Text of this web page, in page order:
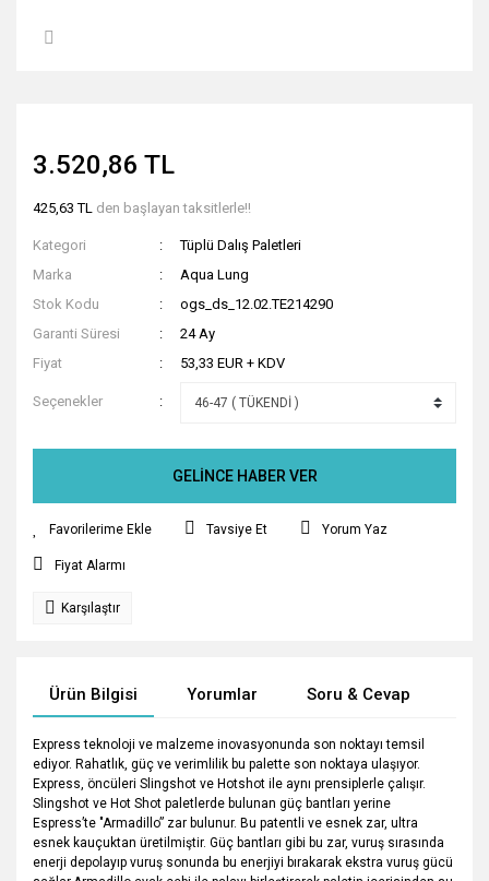
3.520,86 TL
425,63 TL den başlayan taksitlerle!!
Kategori
Tüplü Dalış Paletleri
Marka
Aqua Lung
Stok Kodu
ogs_ds_12.02.TE214290
Garanti Süresi
24 Ay
Fiyat
53,33 EUR + KDV
Seçenekler
GELİNCE HABER VER
Tavsiye Et Yorum Yaz
Fiyat Alarmı
Karşılaştır
Ürün Bilgisi Yorumlar Soru & Cevap
Express teknoloji ve malzeme inovasyonunda son noktayı temsil
ediyor. Rahatlık, güç ve verimlilik bu palette son noktaya ulaşıyor.
Express, öncüleri Slingshot ve Hotshot ile aynı prensiplerle çalışır.
Slingshot ve Hot Shot paletlerde bulunan güç bantları yerine
Espress’te "Armadillo” zar bulunur. Bu patentli ve esnek zar, ultra
esnek kauçuktan üretilmiştir. Güç bantları gibi bu zar, vuruş sırasında
enerji depolayıp vuruş sonunda bu enerjiyi bırakarak ekstra vuruş gücü